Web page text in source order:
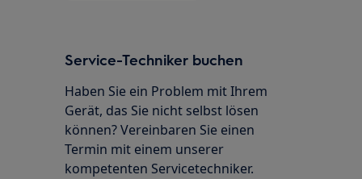
Service-Techniker buchen
Haben Sie ein Problem mit Ihrem
Gerät, das Sie nicht selbst lösen
können? Vereinbaren Sie einen
Termin mit einem unserer
kompetenten Servicetechniker.